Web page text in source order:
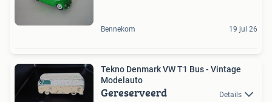
Bennekom 19 jul 26
Tekno Denmark VW T1 Bus - Vintage
Modelauto
Gereserveerd Details